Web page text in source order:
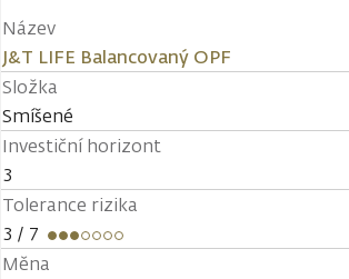
Název
J&T LIFE Balancovaný OPF
Složka
Smíšené
Investiční horizont
3
Tolerance rizika
3 / 7
Měna